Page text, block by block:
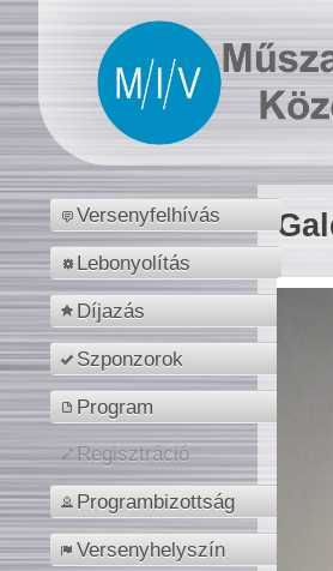
Versenyfelhívás
Lebonyolítás
Díjazás
Szponzorok
Program
Regisztráció
Programbizottság
Versenyhelyszín